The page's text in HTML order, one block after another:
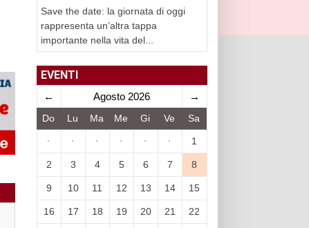
Save the date: la giornata di oggi
rappresenta un’altra tappa
importante nella vita del...
EVENTI
← Agosto 2026 →
Do Lu Ma Me Gi Ve Sa
· · · · · · 1
2 3 4 5 6 7 8
9 10 11 12 13 14 15
16 17 18 19 20 21 22